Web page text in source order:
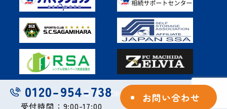
0120-954-738
受付時間：9:00-17:00
お問い合わせ
© 2023 Oliver Inc.